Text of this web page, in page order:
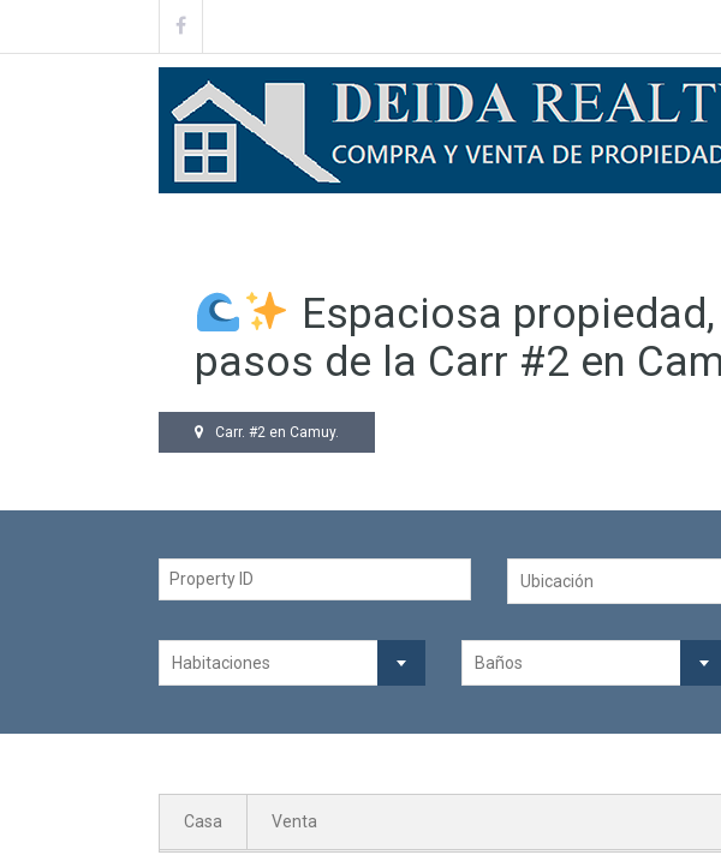
Espaciosa
pasos de la Carr #2 en
Carr. #2 en Camuy.
Ubicación
Habitaciones Baños
Casa Venta